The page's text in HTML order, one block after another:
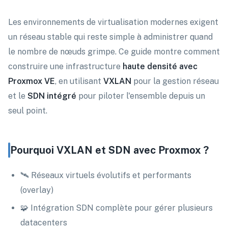
Les environnements de virtualisation modernes exigent
un réseau stable qui reste simple à administrer quand
le nombre de nœuds grimpe. Ce guide montre comment
construire une infrastructure haute densité avec
Proxmox VE, en utilisant VXLAN pour la gestion réseau
et le SDN intégré pour piloter l'ensemble depuis un
seul point.
Pourquoi VXLAN et SDN avec Proxmox ?
🛰️ Réseaux virtuels évolutifs et performants
(overlay)
🧩 Intégration SDN complète pour gérer plusieurs
datacenters